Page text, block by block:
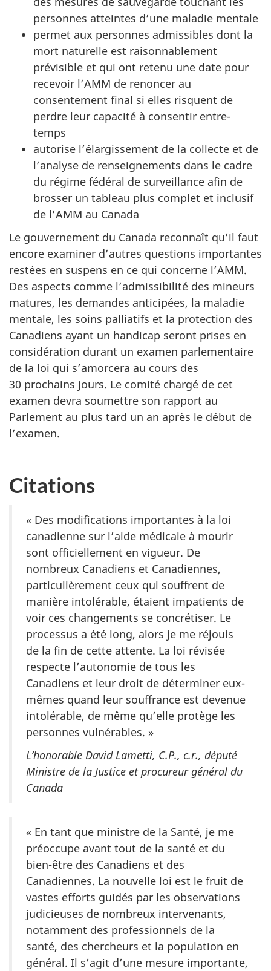
personnes atteintes d’une maladie mentale
permet aux personnes admissibles dont la
mort naturelle est raisonnablement
prévisible et qui ont retenu une date pour
recevoir l’AMM de renoncer au
consentement final si elles risquent de
perdre leur capacité à consentir entre-
temps
autorise l’élargissement de la collecte et de
l’analyse de renseignements dans le cadre
du régime fédéral de surveillance afin de
brosser un tableau plus complet et inclusif
de l’AMM au Canada
Le gouvernement du Canada reconnaît qu’il faut
encore examiner d’autres questions importantes
restées en suspens en ce qui concerne l’AMM.
Des aspects comme l’admissibilité des mineurs
matures, les demandes anticipées, la maladie
mentale, les soins palliatifs et la protection des
Canadiens ayant un handicap seront prises en
considération durant un examen parlementaire
de la loi qui s’amorcera au cours des
30 prochains jours. Le comité chargé de cet
examen devra soumettre son rapport au
Parlement au plus tard un an après le début de
l’examen.
Citations
« Des modifications importantes à la loi
canadienne sur l’aide médicale à mourir
sont officiellement en vigueur. De
nombreux Canadiens et Canadiennes,
particulièrement ceux qui souffrent de
manière intolérable, étaient impatients de
voir ces changements se concrétiser. Le
processus a été long, alors je me réjouis
de la fin de cette attente. La loi révisée
respecte l’autonomie de tous les
Canadiens et leur droit de déterminer eux-
mêmes quand leur souffrance est devenue
intolérable, de même qu’elle protège les
personnes vulnérables. »
L’honorable David Lametti, C.P., c.r., député
Ministre de la Justice et procureur général du
Canada
« En tant que ministre de la Santé, je me
préoccupe avant tout de la santé et du
bien-être des Canadiens et des
Canadiennes. La nouvelle loi est le fruit de
vastes efforts guidés par les observations
judicieuses de nombreux intervenants,
notamment des professionnels de la
santé, des chercheurs et la population en
général. Il s’agit d’une mesure importante,